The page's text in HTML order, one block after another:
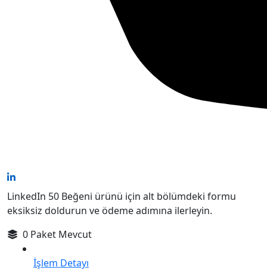
LinkedIn 50 Beğeni ürünü için alt bölümdeki formu
eksiksiz doldurun ve ödeme adımına ilerleyin.
0 Paket Mevcut
İşlem Detayı